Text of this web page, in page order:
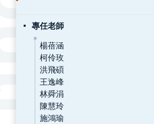
專任老師
楊蓓涵
柯伶玫
洪飛碩
王逸峰
林舜涓
陳慧玲
施鴻瑜